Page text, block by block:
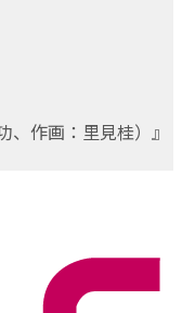
、作画：里見桂）』